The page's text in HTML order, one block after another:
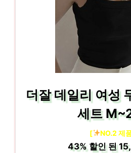
더잘 데일리 여성
세트
[ NO.2 제
43%할인 된